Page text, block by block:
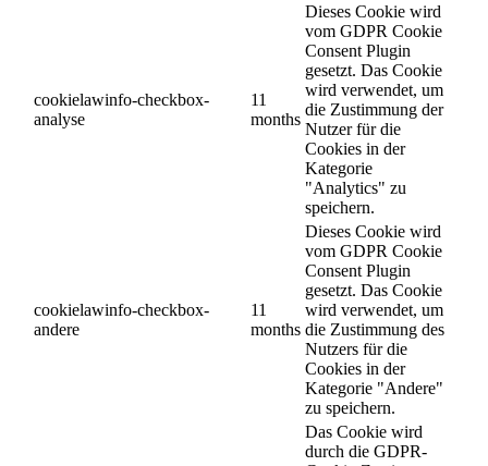
cookielawinfo-checkbox-
analyse
11
months
Dieses Cookie wird
vom GDPR Cookie
Consent Plugin
gesetzt. Das Cookie
wird verwendet, um
die Zustimmung der
Nutzer für die
Cookies in der
Kategorie
"Analytics" zu
speichern.
cookielawinfo-checkbox-
andere
11
months
Dieses Cookie wird
vom GDPR Cookie
Consent Plugin
gesetzt. Das Cookie
wird verwendet, um
die Zustimmung des
Nutzers für die
Cookies in der
Kategorie "Andere"
zu speichern.
Das Cookie wird
durch die GDPR-